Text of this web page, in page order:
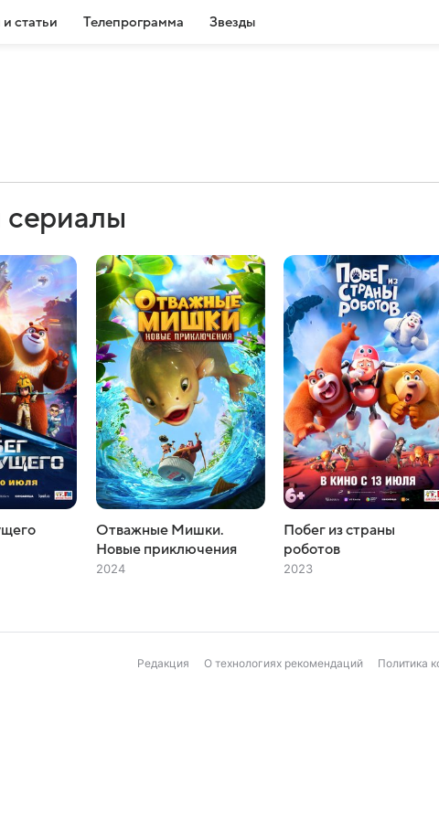
статьи Телепрограмма Звезды
сериалы
Отважные Мишки.
Новые приключения
2024
Побег из страны
роботов
2023
Редакция О технологиях рекомендаций Политика